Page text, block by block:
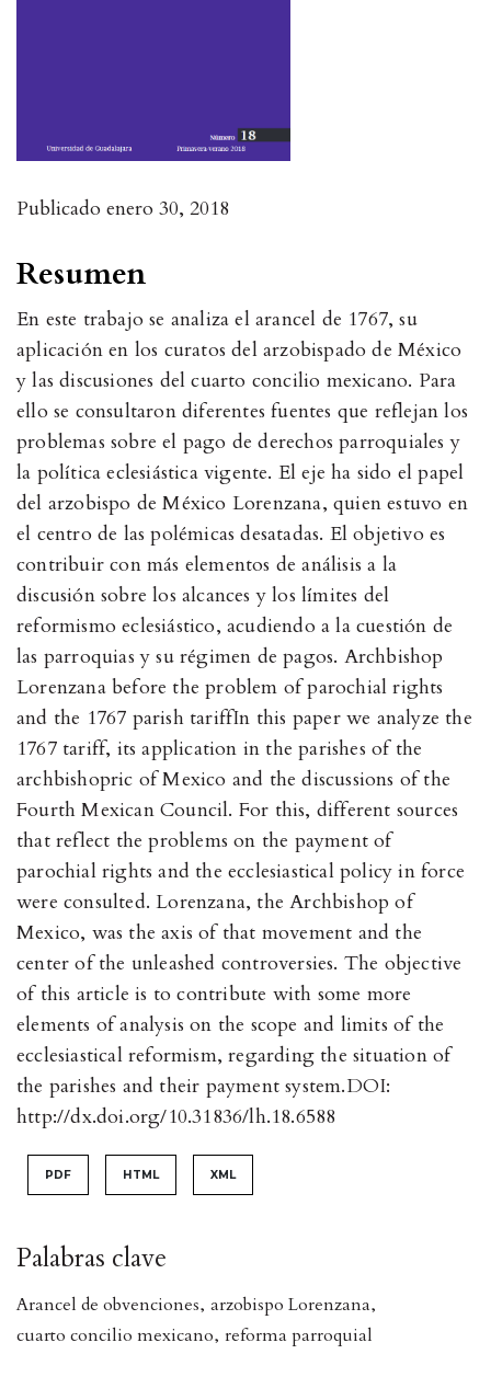
Publicado enero 30, 2018
Palabras clave
Arancel de obvenciones, arzobispo Lorenzana,
cuarto concilio mexicano, reforma parroquial
Resumen
En este trabajo se analiza el arancel de 1767, su
aplicación en los curatos del arzobispado de México
y las discusiones del cuarto concilio mexicano. Para
ello se consultaron diferentes fuentes que reflejan los
problemas sobre el pago de derechos parroquiales y
la política eclesiástica vigente. El eje ha sido el papel
del arzobispo de México Lorenzana, quien estuvo en
el centro de las polémicas desatadas. El objetivo es
contribuir con más elementos de análisis a la
discusión sobre los alcances y los límites del
reformismo eclesiástico, acudiendo a la cuestión de
las parroquias y su régimen de pagos. Archbishop
Lorenzana before the problem of parochial rights
and the 1767 parish tariffIn this paper we analyze the
1767 tariff, its application in the parishes of the
archbishopric of Mexico and the discussions of the
Fourth Mexican Council. For this, different sources
that reflect the problems on the payment of
parochial rights and the ecclesiastical policy in force
were consulted. Lorenzana, the Archbishop of
Mexico, was the axis of that movement and the
center of the unleashed controversies. The objective
of this article is to contribute with some more
elements of analysis on the scope and limits of the
ecclesiastical reformism, regarding the situation of
the parishes and their payment system.DOI:
http://dx.doi.org/10.31836/lh.18.6588
PDF HTML XML